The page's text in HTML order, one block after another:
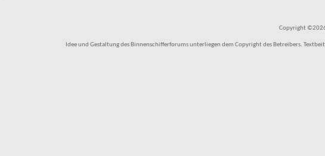
Copyright
Idee und Gestaltung des Binnenschifferforums unterliegen dem Copyright des Betreibers.